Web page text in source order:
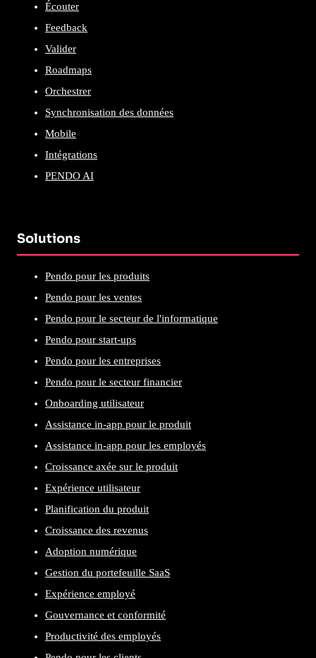
Écouter
Feedback
Valider
Roadmaps
Orchestrer
Synchronisation des données
Mobile
Intégrations
PENDO AI
Solutions
Pendo pour les produits
Pendo pour les ventes
Pendo pour le secteur de l'informatique
Pendo pour start-ups
Pendo pour les entreprises
Pendo pour le secteur financier
Onboarding utilisateur
Assistance in-app pour le produit
Assistance in-app pour les employés
Croissance axée sur le produit
Expérience utilisateur
Planification du produit
Croissance des revenus
Adoption numérique
Gestion du portefeuille SaaS
Expérience employé
Gouvernance et conformité
Productivité des employés